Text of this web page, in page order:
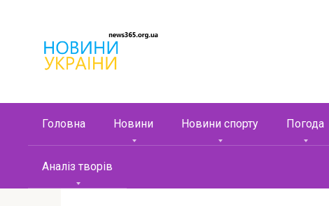
контенту
Головна Новини Новини спорту Погода
Аналіз творів